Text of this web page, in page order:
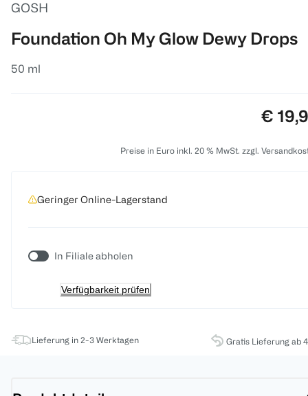
GOSH
Foundation Oh My Glow Dewy Drops
50 ml
Preis:
€
Preise in Euro inkl. 20 % MwSt. zzgl.
Geringer Online-Lagerstand
In Filiale abholen
Verfügbarkeit prüfen
Lieferung in 2-3 Werktagen Gratis Lieferung ab